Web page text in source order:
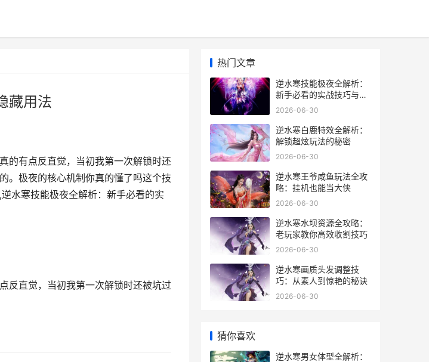
藏用法
的有点反直觉，当初我第一次解锁时还
极夜的核心机制你真的懂了吗这个技
水寒技能极夜全解析：新手必看的实
反直觉，当初我第一次解锁时还被坑过
热门文章
逆水寒技能极夜全解析：
新手必看的实战技巧与隐
藏用法
2026-06-30
逆水寒白鹿特效全解析：
解锁超炫玩法的秘密
2026-06-30
逆水寒王爷咸鱼玩法全攻
略：挂机也能当大侠
2026-06-30
逆水寒水坝资源全攻略：
老玩家教你高效收割技巧
2026-06-30
逆水寒画质头发调整技
巧：从素人到惊艳的秘诀
2026-06-30
猜你喜欢
逆水寒男女体型全解析：